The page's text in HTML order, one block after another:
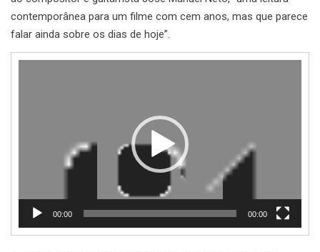
contemporânea para um filme com cem anos, mas que parece
falar ainda sobre os dias de hoje”.
00:00 00:00